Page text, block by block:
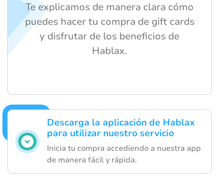
Descarga la aplicación de Hablax
para utilizar nuestro servicio
Inicia tu compra accediendo a nuestra app
de manera fácil y rápida.
Te explicamos de manera clara cómo
puedes hacer tu compra de gift cards
y disfrutar de los beneficios de
Hablax.